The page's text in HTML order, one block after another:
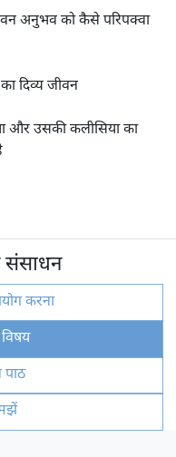
अनुभव को कैसे परिपक्वा
दिव्य जीवन
और उसकी कलीसिया का
संसाधन
करना